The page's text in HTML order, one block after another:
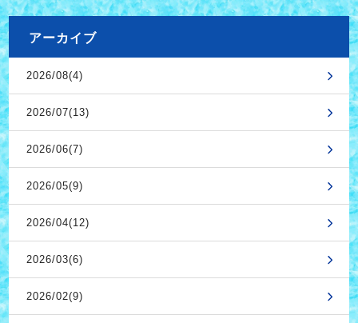
アーカイブ
2026/08(4)
2026/07(13)
2026/06(7)
2026/05(9)
2026/04(12)
2026/03(6)
2026/02(9)